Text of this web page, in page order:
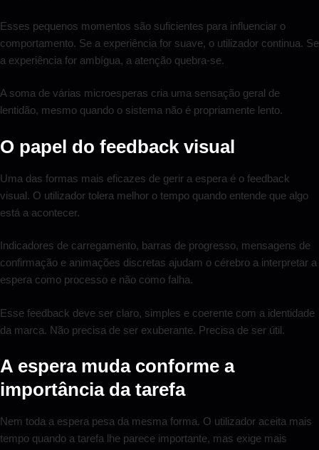
Esses pequenos momentos são suficientes para influenciar o
comportamento. Se a experiência for suave, o utilizador continua. Se
a experiência for ambígua, a atenção quebra-se.
A soma de várias microesperas cria uma sensação geral de
lentidão, mesmo quando o sistema não é propriamente lento.
O papel do feedback visual
Uma das formas mais eficazes de gerir a espera é o feedback
visual. O utilizador tolera melhor o tempo quando entende que algo
está a acontecer.
Indicadores de carregamento, barras de progresso, mensagens de
confirmação e animações discretas ajudam o cérebro a interpretar a
espera como processo e não como falha.
Esse feedback deve ser claro, simples e coerente com a identidade
da marca. Não precisa de ser exuberante. Precisa de ser útil.
A espera muda conforme a
importância da tarefa
Nem toda a espera pesa da mesma forma. O utilizador aceita mais
tempo quando a tarefa lhe parece importante, mas exige mais